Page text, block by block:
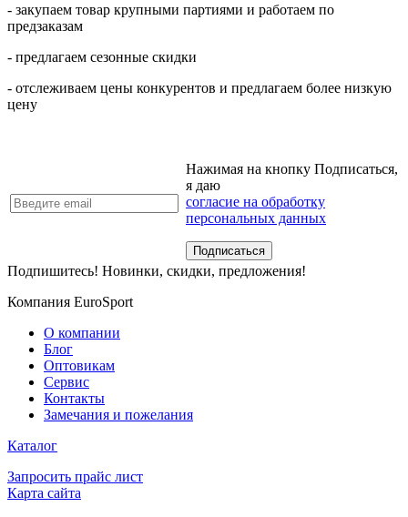
- закупаем товар крупными партиями и работаем по
предзаказам
- предлагаем сезонные скидки
- отслеживаем цены конкурентов и предлагаем более низкую
цену
Нажимая на кнопку Подписаться,
я даю
согласие на обработку
персональных данных
Подпишитесь! Новинки, скидки, предложения!
Компания EuroSport
О компании
Блог
Оптовикам
Сервис
Контакты
Замечания и пожелания
Каталог
Запросить прайс лист
Карта сайта